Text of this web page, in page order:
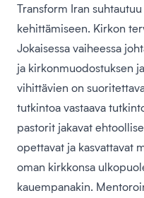
Transform Iran
kehittämiseen. Kirkon
Jokaisessa vaiheessa
ja kirkonmuodostuksen
vihittävien on
tutkintoa vastaava
pastorit jakavat
opettavat ja kasvattavat
oman kirkkonsa
kauempanakin.